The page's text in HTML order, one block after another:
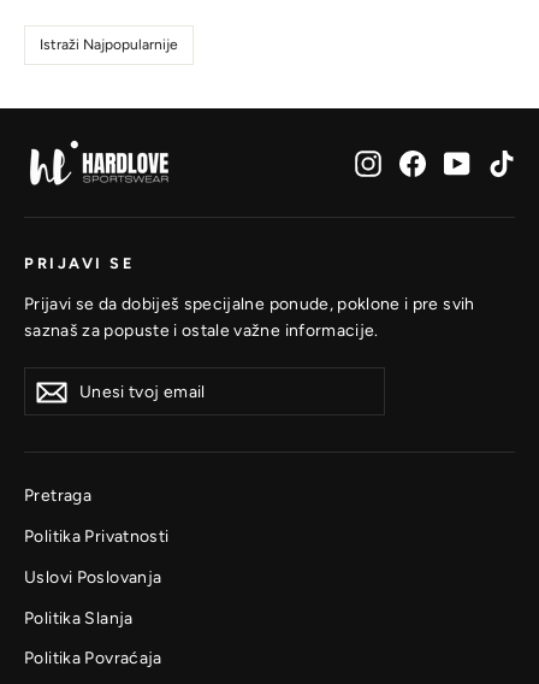
Istraži Najpopularnije
InstagramFacebook
PRIJAVI SE
Prijavi se da dobiješ specijalne ponude, poklone i pre svih
saznaš za popuste i ostale važne informacije.
tvoj
se
Prijavi
se
Pretraga
Politika Privatnosti
Uslovi Poslovanja
Politika Slanja
Politika Povraćaja